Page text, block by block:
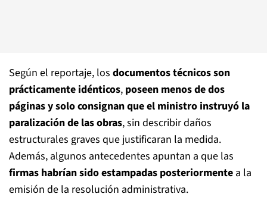
Según el reportaje, los documentos técnicos son
prácticamente idénticos, poseen menos de dos
páginas y solo consignan que el ministro instruyó la
paralización de las obras, sin describir daños
estructurales graves que justificaran la medida.
Además, algunos antecedentes apuntan a que las
firmas habrían sido estampadas posteriormente a la
emisión de la resolución administrativa.